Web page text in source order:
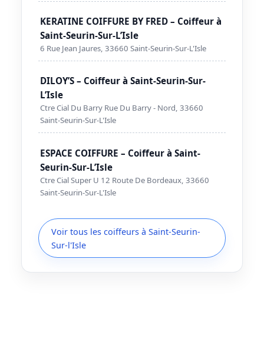
KERATINE COIFFURE BY FRED – Coiffeur à
Saint-Seurin-Sur-L’Isle
6 Rue Jean Jaures, 33660 Saint-Seurin-Sur-L'Isle
DILOY’S – Coiffeur à Saint-Seurin-Sur-
L’Isle
Ctre Cial Du Barry Rue Du Barry - Nord, 33660
Saint-Seurin-Sur-L'Isle
ESPACE COIFFURE – Coiffeur à Saint-
Seurin-Sur-L’Isle
Ctre Cial Super U 12 Route De Bordeaux, 33660
Saint-Seurin-Sur-L'Isle
Voir tous les coiffeurs à Saint-Seurin-
Sur-l'Isle